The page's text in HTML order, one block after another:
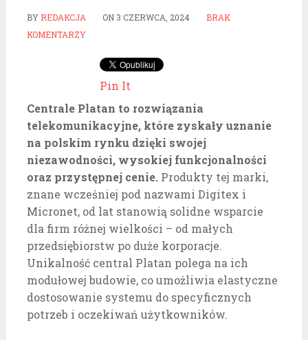
BY REDAKCJA ON 3 CZERWCA, 2024
BRAK
KOMENTARZY
Pin It
Centrale Platan to rozwiązania
telekomunikacyjne, które zyskały uznanie
na polskim rynku dzięki swojej
niezawodności, wysokiej funkcjonalności
oraz przystępnej cenie.Produkty tej marki,
znane wcześniej pod nazwami Digitex i
Micronet, od lat stanowią solidne wsparcie
dla firm różnej wielkości – od małych
przedsiębiorstw po duże korporacje.
Unikalność central Platan polega na ich
modułowej budowie, co umożliwia elastyczne
dostosowanie systemu do specyficznych
potrzeb i oczekiwań użytkowników.